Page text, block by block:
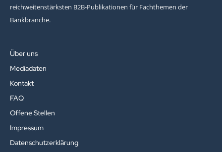
reichweitenstärksten B2B-Publikationen für Fachthemen der
Bankbranche.
Über uns
Mediadaten
Kontakt
FAQ
Offene Stellen
Impressum
Datenschutzerklärung